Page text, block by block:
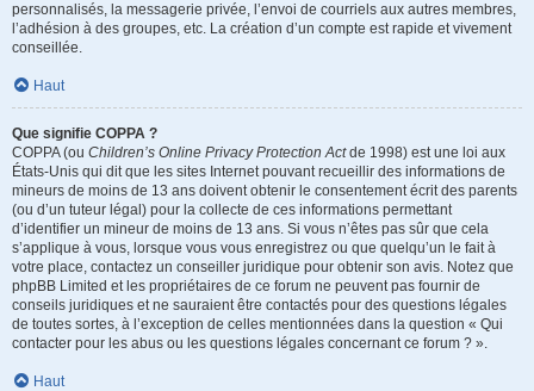
personnalisés, la messagerie privée, l’envoi de courriels aux autres membres,
l’adhésion à des groupes, etc. La création d’un compte est rapide et vivement
conseillée.
Haut
Que signifie COPPA ?
COPPA (ou Children’s Online Privacy Protection Actde 1998) est une loi aux
États-Unis qui dit que les sites Internet pouvant recueillir des informations de
mineurs de moins de 13 ans doivent obtenir le consentement écrit des parents
(ou d’un tuteur légal) pour la collecte de ces informations permettant
d’identifier un mineur de moins de 13 ans. Si vous n’êtes pas sûr que cela
s’applique à vous, lorsque vous vous enregistrez ou que quelqu’un le fait à
votre place, contactez un conseiller juridique pour obtenir son avis. Notez que
phpBB Limited et les propriétaires de ce forum ne peuvent pas fournir de
conseils juridiques et ne sauraient être contactés pour des questions légales
de toutes sortes, à l’exception de celles mentionnées dans la question « Qui
contacter pour les abus ou les questions légales concernant ce forum ? ».
Haut